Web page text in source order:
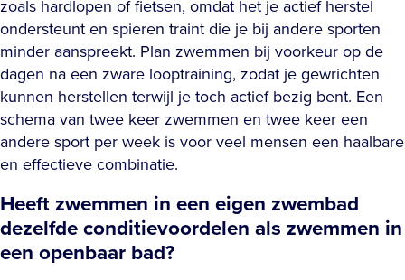
zoals hardlopen of fietsen, omdat het je actief herstel
ondersteunt en spieren traint die je bij andere sporten
minder aanspreekt. Plan zwemmen bij voorkeur op de
dagen na een zware looptraining, zodat je gewrichten
kunnen herstellen terwijl je toch actief bezig bent. Een
schema van twee keer zwemmen en twee keer een
andere sport per week is voor veel mensen een haalbare
en effectieve combinatie.
Heeft zwemmen in een eigen zwembad
dezelfde conditievoordelen als zwemmen in
een openbaar bad?